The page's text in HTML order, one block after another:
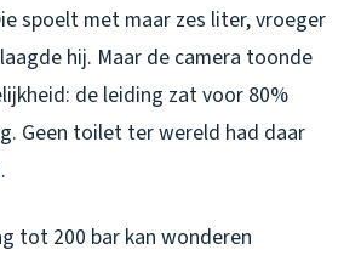
spoelt met maar zes liter, vroeger
hij. Maar de camera toonde
de leiding zat voor 80%
Geen toilet ter wereld had daar
tot 200 bar kan wonderen